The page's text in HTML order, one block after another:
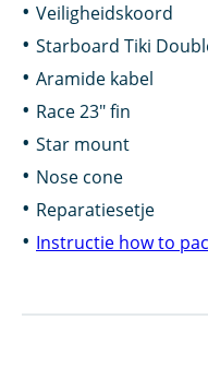
Veiligheidskoord
Starboard Tiki
Aramide kabel
Race 23″ fin
Star mount
Nose cone
Reparatiesetje
Instructie how to